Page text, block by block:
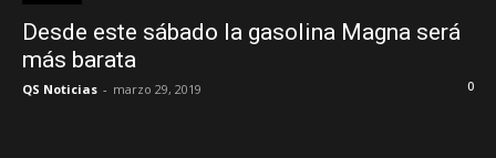
Desde este sábado la gasolina Magna será
más barata
QS Noticias - marzo 29, 2019 0